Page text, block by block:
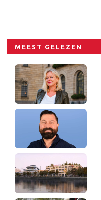
MEEST GELEZEN